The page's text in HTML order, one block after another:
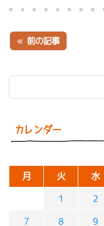
カレンダー
月 火 水
1 2
7 8 9
« 前の記事